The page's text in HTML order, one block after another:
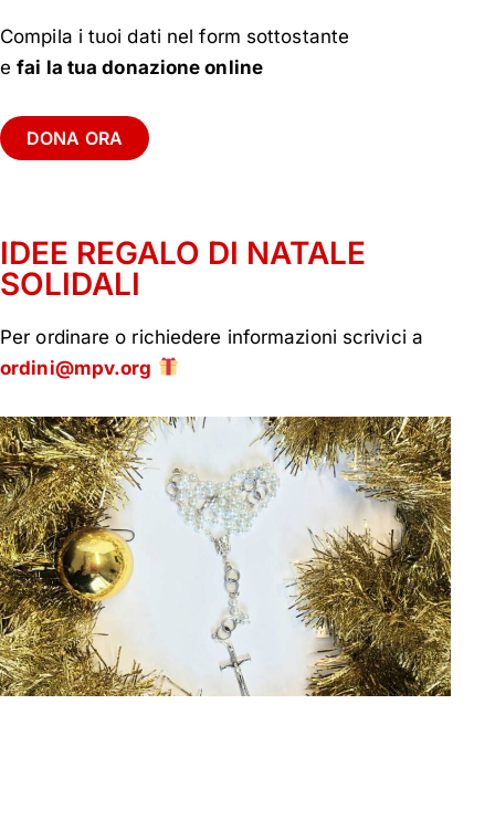
Compila i tuoi dati nel form sottostante
efai la tua donazione online
DONA ORA
IDEE REGALO DI NATALE
SOLIDALI
Per ordinare o richiedere informazioni scrivici a
ordini@mpv.org